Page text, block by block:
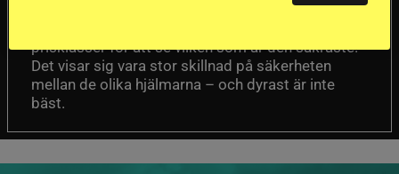
Försäkringsbolaget
prisklasser för att se vilken som är den säkraste.
Det visar sig vara stor skillnad på säkerheten
mellan de olika hjälmarna – och dyrast är inte
bäst.